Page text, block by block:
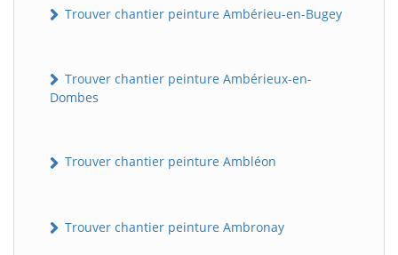
Trouver chantier peinture Ambérieu-en-Bugey
Trouver chantier peinture Ambérieux-en-
Dombes
Trouver chantier peinture Ambléon
Trouver chantier peinture Ambronay